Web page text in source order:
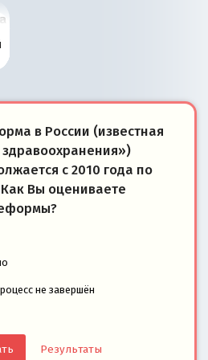
в России (известная
с 2010 года по
Вы оцениваете
не завершён
Результаты